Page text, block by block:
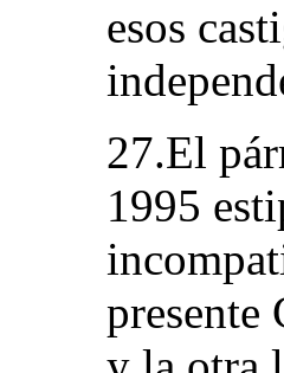
esos
27.El
1995
presente